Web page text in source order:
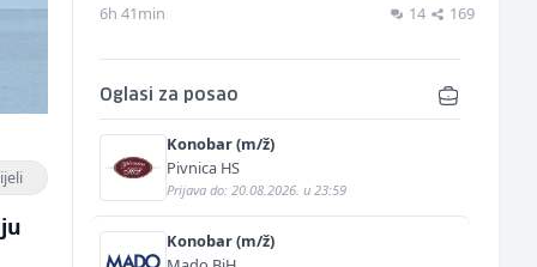
6h 41min 14 169
Oglasi za posao
Konobar (m/ž)
Pivnica HS
Prijava do: 20.08.2026. u 23:59
Konobar (m/ž)